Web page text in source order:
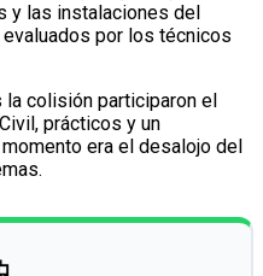
y las instalaciones del
por los técnicos
la colisión participaron el
prácticos y un
era el desalojo del